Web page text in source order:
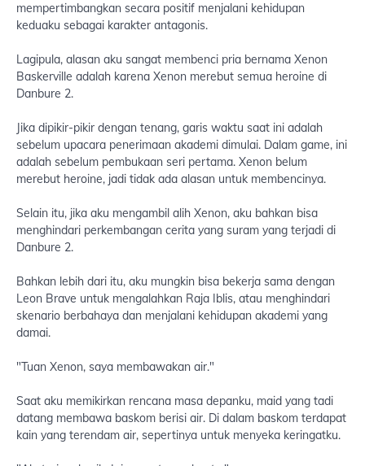
mempertimbangkan secara positif menjalani kehidupan
keduaku sebagai karakter antagonis.
Lagipula, alasan aku sangat membenci pria bernama Xenon
Baskerville adalah karena Xenon merebut semua heroine di
Danbure 2.
Jika dipikir-pikir dengan tenang, garis waktu saat ini adalah
sebelum upacara penerimaan akademi dimulai. Dalam game, ini
adalah sebelum pembukaan seri pertama. Xenon belum
merebut heroine, jadi tidak ada alasan untuk membencinya.
Selain itu, jika aku mengambil alih Xenon, aku bahkan bisa
menghindari perkembangan cerita yang suram yang terjadi di
Danbure 2.
Bahkan lebih dari itu, aku mungkin bisa bekerja sama dengan
Leon Brave untuk mengalahkan Raja Iblis, atau menghindari
skenario berbahaya dan menjalani kehidupan akademi yang
damai.
"Tuan Xenon, saya membawakan air."
Saat aku memikirkan rencana masa depanku, maid yang tadi
datang membawa baskom berisi air. Di dalam baskom terdapat
kain yang terendam air, sepertinya untuk menyeka keringatku.